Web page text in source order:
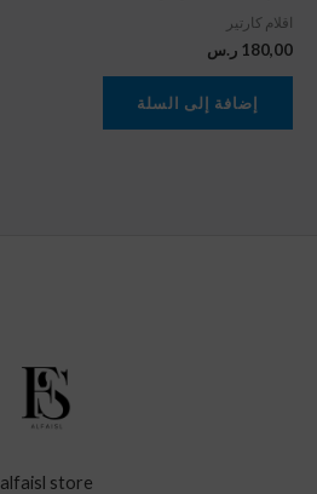
اقلام كارتير
180,00 ر.س
إضافة إلى السلة
alfaisl store